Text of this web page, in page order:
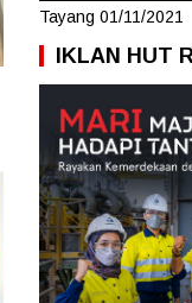
Tayang 01/11/2021
IKLAN HUT